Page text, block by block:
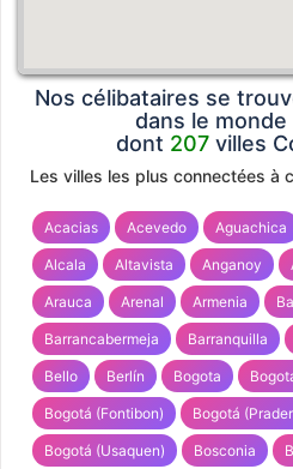
Nos célibataires se
dans le monde
dont 207villes
Les villes les plus connectées à
Acacias Acevedo Aguachica
Alcala Altavista Anganoy
Arauca Arenal Armenia
Barrancabermeja Barranquilla
Bello Berlín Bogota
Bogotá (Fontibon) Bogotá
Bogotá (Usaquen) Bosconia